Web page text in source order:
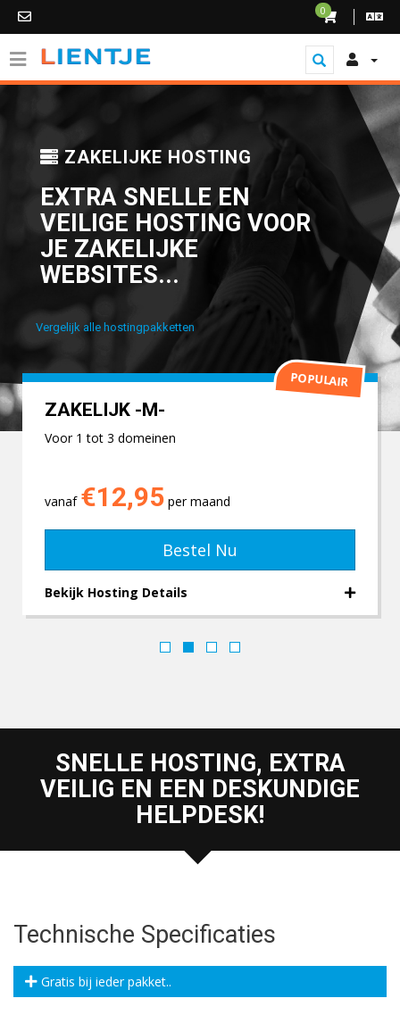
0
ZAKELIJKE HOSTING
EXTRA SNELLE EN
VEILIGE HOSTING VOOR
JE ZAKELIJKE
WEBSITES...
Vergelijk alle hostingpakketten
ZAKELIJK -M-
Voor 1 tot 3 domeinen
vanaf €12,95 per maand
Bestel Nu
Bekijk Hosting Details
POPULAIR
SNELLE HOSTING, EXTRA
VEILIG EN EEN DESKUNDIGE
HELPDESK!
Technische Specificaties
Gratis bij ieder pakket..